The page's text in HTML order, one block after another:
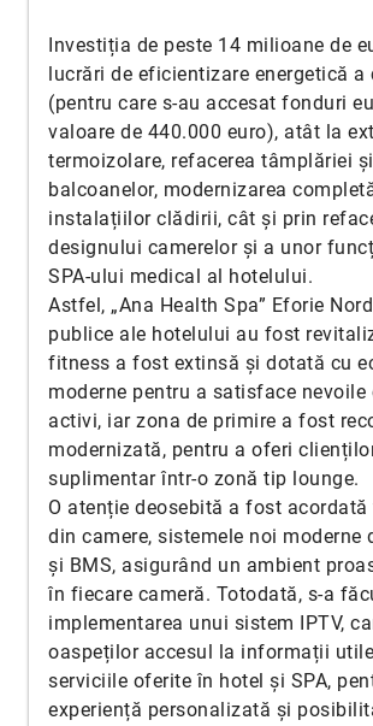
Investiția de peste 14 milioane de
lucrări de eficientizare energetică a
(pentru care s-au accesat fonduri
valoare de 440.000 euro), atât la
termoizolare, refacerea tâmplăriei
balcoanelor, modernizarea
instalațiilor clădirii, cât și prin
designului camerelor și a unor
SPA-ului medical al hotelului.
Astfel, „Ana Health Spa” Eforie
publice ale hotelului au fost
fitness a fost extinsă și dotată cu
moderne pentru a satisface nevoile
activi, iar zona de primire a fost
modernizată, pentru a oferi
suplimentar într-o zonă tip lounge.
O atenție deosebită a fost
din camere, sistemele noi moderne
și BMS, asigurând un ambient
în fiecare cameră. Totodată, s-a
implementarea unui sistem IPTV,
oaspeților accesul la informații
serviciile oferite în hotel și SPA,
experiență personalizată și